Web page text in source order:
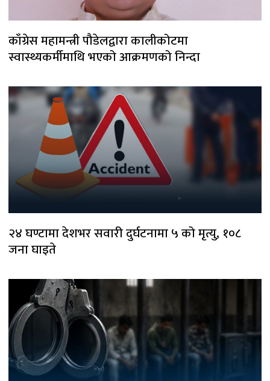
काँग्रेस महामन्त्री पौडेलद्वारा कालीकोटमा
स्वास्थ्यकर्मीमाथि भएको आक्रमणको निन्दा
२४ घण्टामा देशभर सवारी दुर्घटनामा ५ को मृत्यु, १०८
जना घाइते